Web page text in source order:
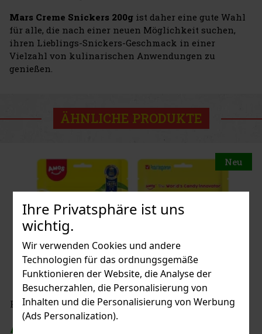
Ihre Privatsphäre ist uns
wichtig.
Wir verwenden Cookies und andere
Technologien für das ordnungsgemäße
Funktionieren der Website, die Analyse der
Besucherzahlen, die Personalisierung von
Inhalten und die Personalisierung von Werbung
(Ads Personalization).
Mars Creme Snickers 200g ist daher eine gute Wahl
für alle, die nach einer neuen Möglichkeit suchen,
ihren Lieblings-Snickers-Geschmack in einer
Vielzahl von kulinarischen Anwendungen zu
genießen.
ÄHNLICHE PRODUKTE
Neu